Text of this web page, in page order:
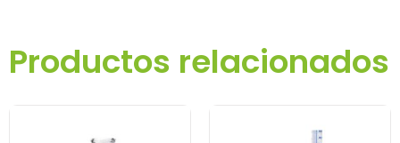
Productos relacionados